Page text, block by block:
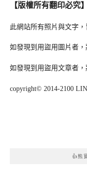
【版權所有翻印必究】
此網站所有照片與文字
如發現到用盜用圖片者
如發現到用盜用文章者
copyright© 2014-2100
👍熊